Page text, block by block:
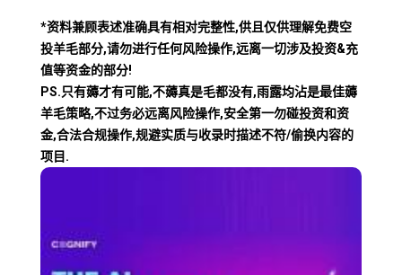
*资料兼顾表述准确具有相对完整性,供且仅供理解免费空
投羊毛部分,请勿进行任何风险操作,远离一切涉及投资&充
值等资金的部分!
PS.只有薅才有可能,不薅真是毛都没有,雨露均沾是最佳薅
羊毛策略,不过务必远离风险操作,安全第一勿碰投资和资
金,合法合规操作,规避实质与收录时描述不符/偷换内容的
项目.